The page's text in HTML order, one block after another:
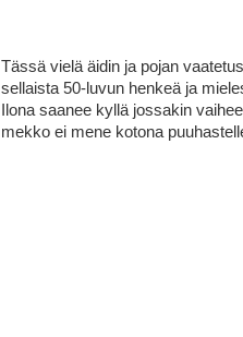
Tässä vielä äidin ja pojan
sellaista 50-luvun henkeä ja
Ilona saanee kyllä jossakin
mekko ei mene kotona